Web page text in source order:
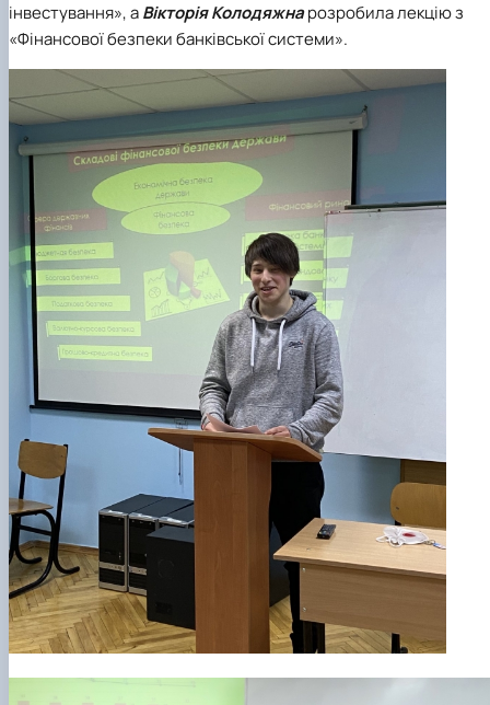
інвестування», аВікторіяКолодяжнарозробила лекцію з
«Фінансової безпеки банківської системи».